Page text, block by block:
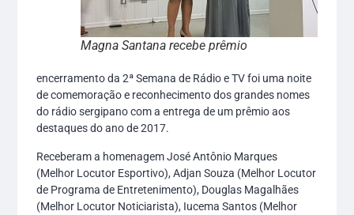
Magna Santana recebe prêmio
encerramento da 2ª Semana de Rádio e TV foi uma noite
de comemoração e reconhecimento dos grandes nomes
do rádio sergipano com a entrega de um prêmio aos
destaques do ano de 2017.
Receberam a homenagem José Antônio Marques
(Melhor Locutor Esportivo), Adjan Souza (Melhor Locutor
de Programa de Entretenimento), Douglas Magalhães
(Melhor Locutor Noticiarista), Iucema Santos (Melhor